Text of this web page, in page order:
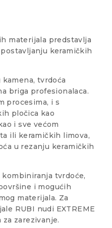
materijala predstavlja
keramičkih
tvrdoća
briga profesionalaca.
procesima, i s
pločica kao
i sve većom
ili keramičkih limova,
u rezanju keramičkih
tvrdoće,
i mogućih
materijala. Za
RUBI nudi EXTREME
zarezivanje.